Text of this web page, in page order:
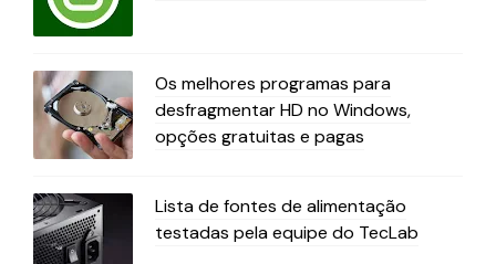
Os melhores programas para
desfragmentar HD no Windows,
opções gratuitas e pagas
Lista de fontes de alimentação
testadas pela equipe do TecLab